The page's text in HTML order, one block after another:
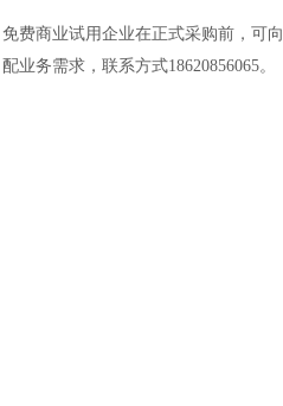
免费商业试用企业在正式采购前，可向
配业务需求，联系方式18620856065。